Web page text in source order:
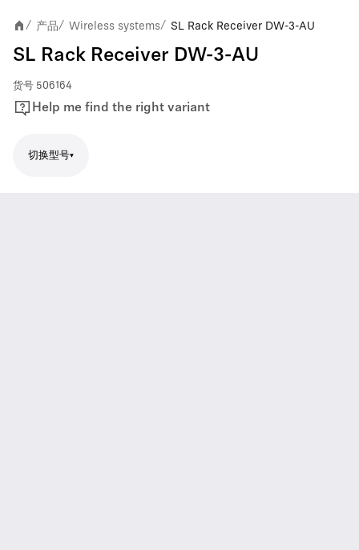
/ 产品/ Wireless systems/ SL Rack Receiver DW-3-AU
SL Rack Receiver DW-3-AU
货号 506164
Help me find the right variant
切换型号